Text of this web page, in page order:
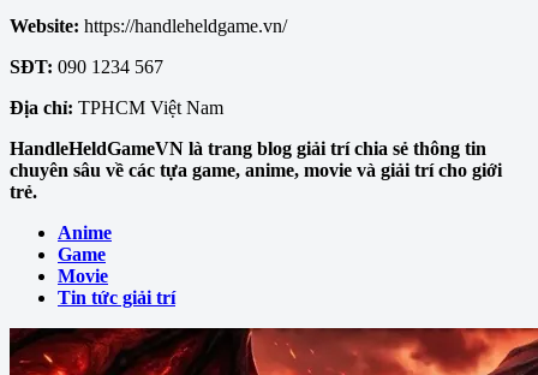
Website: https://handleheldgame.vn/
SĐT: 090 1234 567
Địa chỉ: TPHCM Việt Nam
HandleHeldGameVN là trang blog giải trí chia sẻ thông tin
chuyên sâu về các tựa game, anime, movie và giải trí cho giới
trẻ.
Anime
Game
Movie
Tin tức giải trí